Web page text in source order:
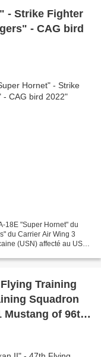
- Strike Fighter
- CAG bird
18E "Super Hornet" du
du Carrier Air Wing 3
(USN) affecté au USS
Training
Squadron
Mustang of 96th